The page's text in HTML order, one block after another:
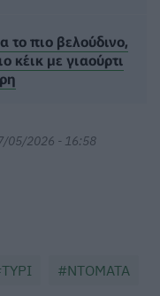
το πιο βελούδινο,
κέικ με γιαούρτι
05/2026 - 16:58
ΤΥΡΙ ΝΤΟΜΑΤΑ